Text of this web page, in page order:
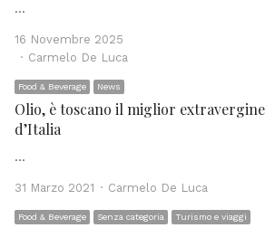
…
16 Novembre 2025
Author
Carmelo De Luca
Food & Beverage News
Olio, è toscano il miglior
d’Italia
…
31 Marzo 2021 Author
Carmelo De Luca
Food & Beverage Senza categoria Turismo e viaggi